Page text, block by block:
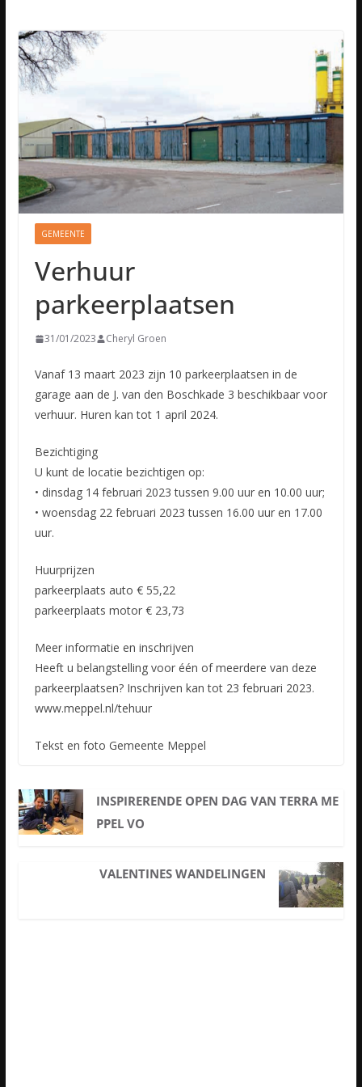
GEMEENTE
Verhuur
parkeerplaatsen
31/01/2023 Cheryl Groen
Vanaf 13 maart 2023 zijn 10 parkeerplaatsen in de
garage aan de J. van den Boschkade 3 beschikbaar voor
verhuur. Huren kan tot 1 april 2024.
Bezichtiging
U kunt de locatie bezichtigen op:
• dinsdag14 februari 2023 tussen 9.00 uur en 10.00 uur;
• woensdag 22 februari 2023 tussen 16.00 uur en 17.00
uur.
Huurprijzen
parkeerplaats auto € 55,22
parkeerplaats motor € 23,73
Meer informatie en inschrijven
Heeft u belangstelling voor één of meerdere van deze
parkeerplaatsen? Inschrijven kan tot 23 februari 2023.
www.meppel.nl/tehuur
Tekst en foto Gemeente Meppel
INSPIRERENDE OPEN DAG VAN TERRA ME
PPEL VO
VALENTINES WANDELINGEN